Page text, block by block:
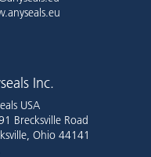
Inc.
USA
Brecksville Road
Ohio 44141